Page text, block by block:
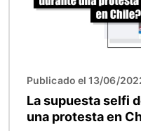
Publicado el 13/06/
La supuesta selfi
una protesta en